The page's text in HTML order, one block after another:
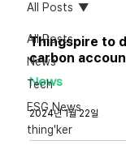
All Posts
News
Tech
ESG News
thing'ker
All Posts
Thingspire to
carbon
News
2024년 1월 22일